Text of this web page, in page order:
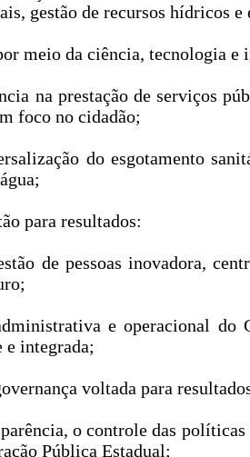
gestão de recursos hídricos
meio da ciência, tecnologia e
na prestação de serviços
foco no cidadão;
do esgotamento
para resultados:
de pessoas inovadora,
e operacional do
e integrada;
voltada para
o controle das políticas
Pública Estadual;